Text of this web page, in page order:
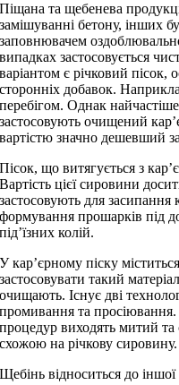
Піщана та щебенева
замішуванні бетону, інших
заповнювачем
випадках застосовується
варіантом є річковий
сторонніх добавок.
перебігом. Однак
застосовують очищений
вартістю значно дешевший
Пісок, що витягується з
Вартість цієї сировини
застосовують для
формування прошарків під
під’їзних колій.
У кар’єрному піску
застосовувати такий
очищають. Існує дві
промивання та
процедур виходять митий та
схожою на річкову сировину.
Щебінь відноситься до